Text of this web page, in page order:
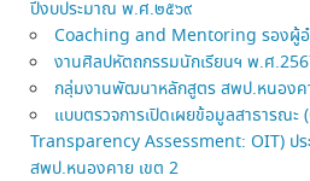
ปีงบประมาณ พ.ศ.๒๕๖๙
Coaching and Mentoring รองผู้อ
งานศิลปหัตถกรรมนักเรียนฯ พ.ศ
กลุ่มงานพัฒนาหลักสูตร สพป.หนองค
แบบตรวจการเปิดเผยข้อมูลสาธาร
Transparency Assessment: OIT) ป
สพป.หนองคาย เขต 2